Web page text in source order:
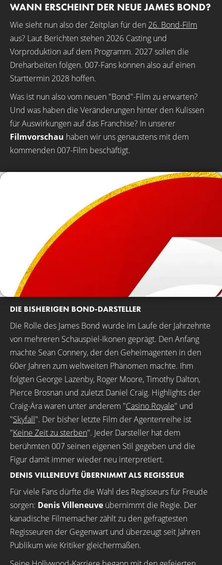
WANN ERSCHEINT DER NEUE JAMES BOND?
Wie sieht nun also der Zeitplan für den 26. Bond-Film
aus? Laut Berichten stehen 2026 Casting und
Vorproduktion auf dem Programm. 2027 sollen die
Dreharbeiten folgen. 007-Fans können also auf einen
Starttermin 2028 hoffen.
Was ist nun also vom neuen "Bond"-Film zu erwarten?
Und was haben die Veränderungen hinter den Kulissen
für Auswirkungen auf das Franchise? In unserer
Filmvorschau haben wir uns genaustens mit dem
kommenden 007-Film beschäftigt.
DIE BISHERIGEN BOND-DARSTELLER
Die Rolle des James Bond wurde im Laufe der Jahrzehnte
von mehreren Schauspiel-Ikonen geprägt. Den Anfang
machte Sean Connery, der den Geheimagenten in den
60er Jahren zum weltweiten Phänomen machte. Ihm
folgten George Lazenby, Roger Moore, Timothy Dalton,
Pierce Brosnan und zuletzt Daniel Craig. Highlights der
Craig-Ära waren unter anderem "Casino Royale" und
"Skyfall". Der bisher letzte Film der Agentenreihe ist
"Keine Zeit zu sterben". Jeder Darsteller hat dem
berühmten 007 seinen eigenen Stil gegeben und die
Figur damit immer wieder neu interpretiert.
DENIS VILLENEUVE ÜBERNIMMT ALS REGISSEUR
Für viele Fans dürfte die Wahl des Regisseurs für Freude
sorgen: Denis Villeneuve übernimmt die Regie. Der
kanadische Filmemacher zählt zu den gefragtesten
Regisseuren der Gegenwart und überzeugt seit Jahren
Publikum wie Kritiker gleichermaßen.